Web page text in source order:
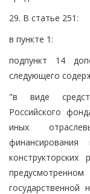
29. В статье 251:
в пункте 1:
подпункт 14
следующего
"в виде
Российского
иных
финансирования
конструкторских
государственной